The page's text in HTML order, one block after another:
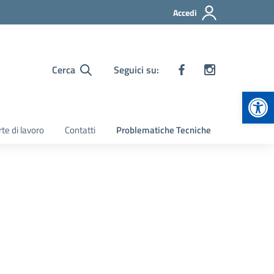
Accedi
Cerca Seguici su:
di lavoro Contatti Problematiche Tecniche